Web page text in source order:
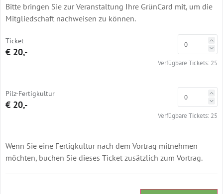
Bitte bringen Sie zur Veranstaltung Ihre GrünCard mit, um die
Mitgliedschaft nachweisen zu können.
Ticket
€ 20,-
Verfügbare Tickets: 25
Pilz-Fertigkultur
€ 20,-
Verfügbare Tickets: 25
Wenn Sie eine Fertigkultur nach dem Vortrag mitnehmen
möchten, buchen Sie dieses Ticket zusätzlich zum Vortrag.